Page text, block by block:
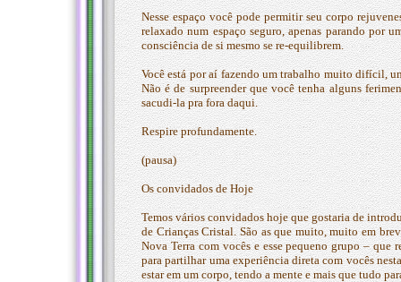
Nesse espaço você pode permitir seu corpo
relaxado num espaço seguro, apenas parando por
consciência de si mesmo se re-equilibrem.
Você está por aí fazendo um trabalho muito difícil,
Não é de surpreender que você tenha alguns
sacudi-la pra fora daqui.
Respire profundamente.
(pausa)
Os convidados de Hoje
Temos vários convidados hoje que gostaria de
de Crianças Cristal. São as que muito, muito em
Nova Terra com vocês e esse pequeno grupo – que
para partilhar uma experiência direta com vocês
estar em um corpo, tendo a mente e mais que tudo